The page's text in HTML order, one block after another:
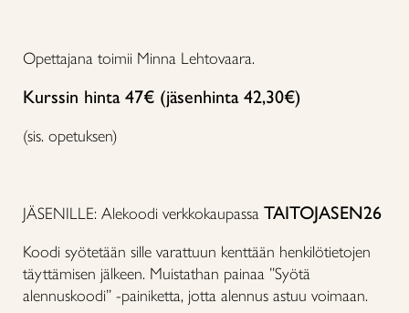
Opettajana toimii Minna Lehtovaara.
Kurssin hinta 47€ (jäsenhinta 42,30€)
(sis. opetuksen)
JÄSENILLE: Alekoodi verkkokaupassa TAITOJASEN26
Koodi syötetään sille varattuun kenttään henkilötietojen
täyttämisen jälkeen. Muistathan painaa ”Syötä
alennuskoodi” -painiketta, jotta alennus astuu voimaan.